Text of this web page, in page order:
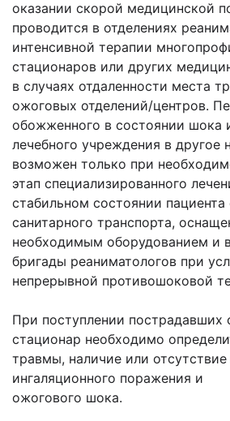
оказании скорой медицинской
проводится в отделениях
интенсивной терапии
стационаров или других
в случаях отдаленности места
ожоговых отделений/центров.
обожженного в состоянии шока
лечебного учреждения в другое
возможен только при
этап специализированного
стабильном состоянии
санитарного транспорта,
необходимым оборудованием и
бригады реаниматологов при
непрерывной противошоковой
При поступлении пострадавших
стационар необходимо
травмы, наличие или отсутствие
ингаляционного поражения и
ожогового шока.